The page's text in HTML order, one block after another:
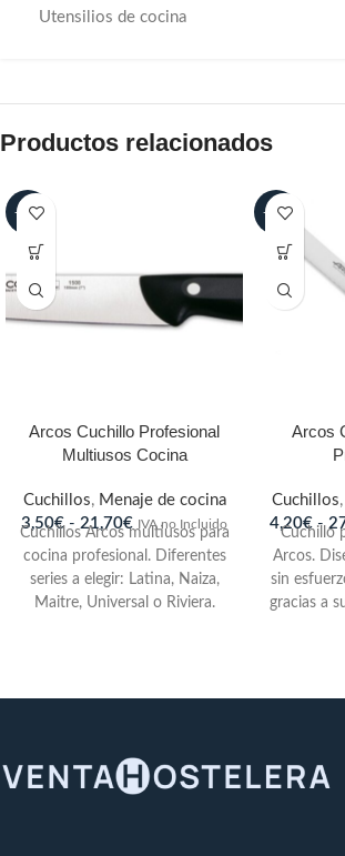
Utensilios de cocina
Productos relacionados
-30%
Arcos Cuchillo Profesional
Multiusos Cocina
Cuchillos, Menaje de cocina
3,50€ - 21,70€ IVA no Incluido
Cuchillos Arcos multiusos para
cocina profesional. Diferentes
series a elegir: Latina, Naiza,
Maitre, Universal o Riviera.
inoxidable de alto rendimiento
Arcos hay un cuidado exquisito
en los detalles. Con certificado
-30%
Arcos
Cuchillos,
4,20€ -
Cuchillo
Arcos.
sin
gracias a
diseño.
Fabricado
de